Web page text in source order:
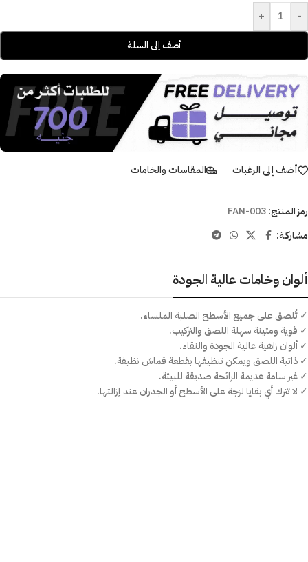
-
+
أضف إلى السلة
أضف إلى الرغبات المقاسات والخامات
رمز المنتج:FAN-003
مشاركـة:
ألوان وخامات عالية الجودة
✓ تُلصق على جميع الأسطح الصلبة الملساء.
✓ قوية ومتينة سهلة اللصق والتركيب.
✓ ألوان زاهية عالية الجودة والنقاء.
✓ ذاتية اللصق ويمكن تنظيفها بقطعة قماش نظيفة.
✓ غير سامة عديمة الرائحة صديقة للبيئة.
✓ لا تترك أي بقايا لزجة على الأسطح أو الجدران عند إزالتها.